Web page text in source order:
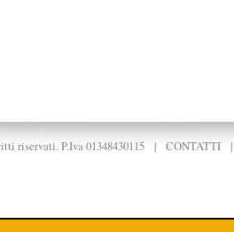
riservati. P.Iva 01348430115 |CONTATTI |